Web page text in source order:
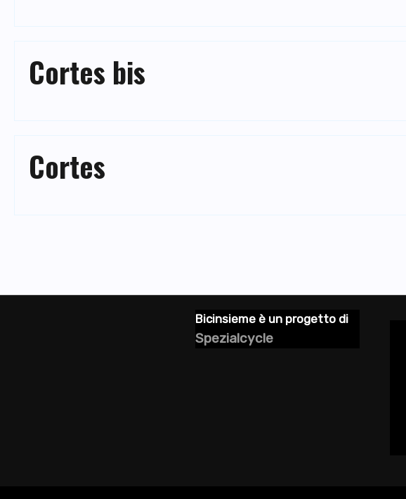
Cortes bis
Cortes
pagination
Bicinsieme è un progetto di
Spezialcycle